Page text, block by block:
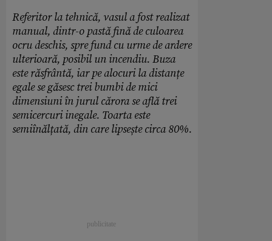
Referitor la tehnică, vasul a fost realizat
manual, dintr-o pastă fină de culoarea
ocru deschis, spre fund cu urme de ardere
ulterioară, posibil un incendiu. Buza
este răsfrântă, iar pe alocuri la distanțe
egale se găsesc trei bumbi de mici
dimensiuni în jurul cărora se află trei
semicercuri inegale. Toarta este
semiînălțată, din care lipsește circa 80%.